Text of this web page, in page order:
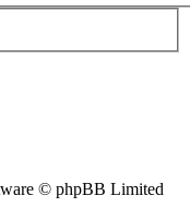
© phpBB Limited